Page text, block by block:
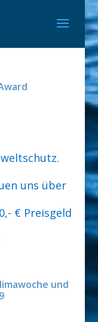
uns über
€ Preisgeld
und